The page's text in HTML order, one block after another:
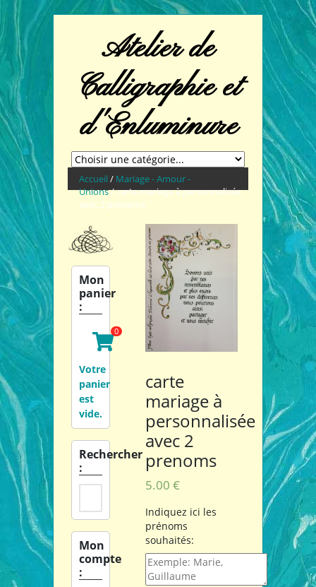
Atelier de
Calligraphie et
d'Enluminure
Accueil / Mariage - Amour -
Unions/ carte mariage à personnalisée
avec 2 prenoms
Mon
panier
:
Votre
panier
est
vide.
Rechercher
:
Mon
compte
:
carte
mariage à
personnalisée
avec 2
prenoms
5.00 €
Indiquez ici les
prénoms
souhaités: